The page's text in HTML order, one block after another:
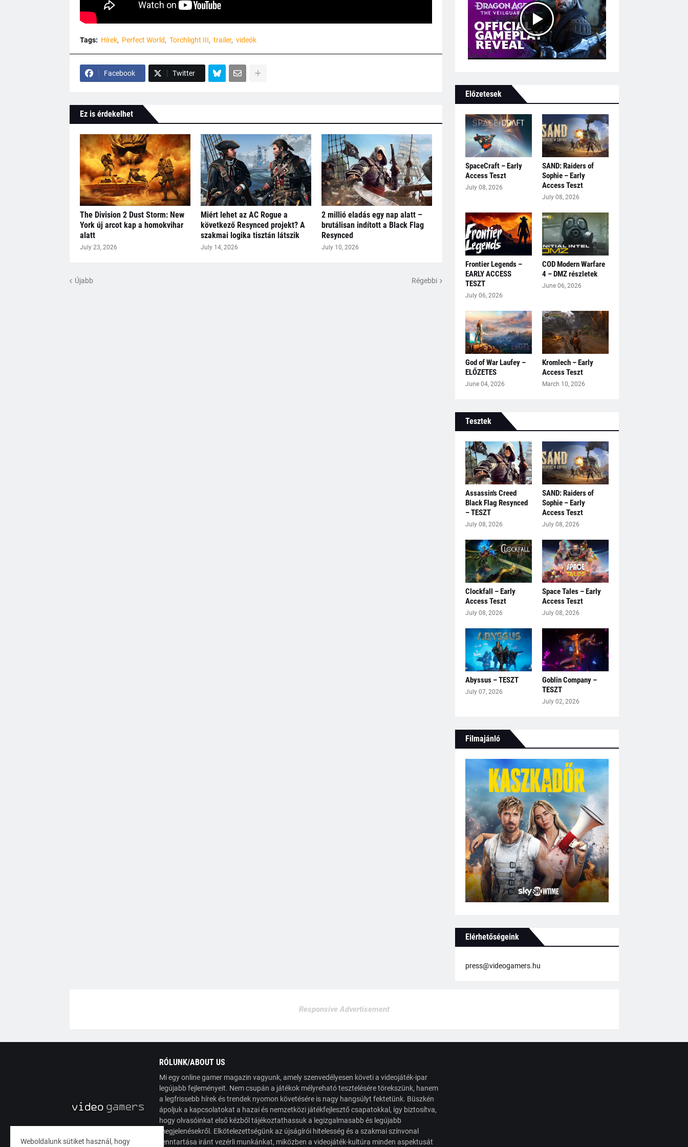
Tags: Hírek Perfect World Torchlight III trailer videók
Facebook Twitter
Ez is érdekelhet
The Division 2 Dust Storm: New
York új arcot kap a homokvihar
alatt
July 23, 2026
Miért lehet az AC Rogue a
következő Resynced projekt? A
szakmai logika tisztán látszik
July 14, 2026
2 millió eladás egy nap alatt –
brutálisan indított a Black Flag
Resynced
July 10, 2026
Újabb Régebbi
Előzetesek
SpaceCraft – Early
Access Teszt
July 08, 2026
SAND: Raiders of
Sophie – Early
Access Teszt
July 08, 2026
Frontier Legends –
EARLY ACCESS
TESZT
July 06, 2026
COD Modern Warfare
4 – DMZ részletek
June 06, 2026
God of War Laufey –
ELŐZETES
June 04, 2026
Kromlech – Early
Access Teszt
March 10, 2026
Tesztek
Assassin's Creed
Black Flag Resynced
– TESZT
July 08, 2026
SAND: Raiders of
Sophie – Early
Access Teszt
July 08, 2026
Clockfall – Early
Access Teszt
July 08, 2026
Space Tales – Early
Access Teszt
July 08, 2026
Abyssus – TESZT
July 07, 2026
Goblin Company –
TESZT
July 02, 2026
Filmajánló
Elérhetőségeink
press@videogamers.hu
Responsive Advertisement
RÓLUNK/ABOUT US
Mi egy online gamer magazin vagyunk, amely szenvedélyesen követi a videojáték-ipar
legújabb fejleményeit. Nem csupán a játékok mélyreható tesztelésére törekszünk, hanem
a legfrissebb hírek és trendek nyomon követésére is nagy hangsúlyt fektetünk. Büszkén
ápoljuk a kapcsolatokat a hazai és nemzetközi játékfejlesztő csapatokkal, így biztosítva,
hogy olvasóinkat első kézből tájékoztathassuk a legizgalmasabb és legújabb
megjelenésekről. Elkötelezettségünk az újságírói hitelesség és a szakmai színvonal
fenntartása iránt vezérli munkánkat, miközben a videojáték-kultúra minden aspektusát
Weboldalunk sütiket használ, hogy